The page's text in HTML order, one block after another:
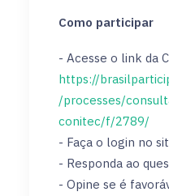
Como participar
- Acesse o link da
https://
/processes/
conitec/f/2789/
- Faça o login no
- Responda ao
- Opine se é